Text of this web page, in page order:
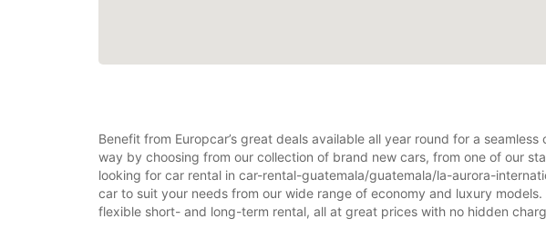
Benefit from Europcar’s great deals available all year round for a
way by choosing from our collection of brand new cars, from one of our
looking for car rental in car-rental-guatemala/guatemala/la-aurora-
car to suit your needs from our wide range of economy and luxury
flexible short- and long-term rental, all at great prices with no hidden